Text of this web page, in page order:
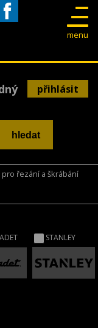
menu
přihlásit
pro řezání a škrábání
STANLEY